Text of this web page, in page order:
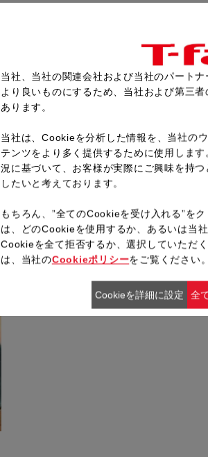
レシピ一
当社、当社の関連会社および当社のパート
より良いものにするため、当社および第三者
あります。
当社は、Cookieを分析した情報を、当社の
テンツをより多く提供するために使用しま
況に基づいて、お客様が実際にご興味を持
したいと考えております。
もちろん、”全てのCookieを受け入れる”を
は、どのCookieを使用するか、あるいは当
Cookieを全て拒否するか、選択していただ
は、当社のCookieポリシーをご覧ください。
Cookieを詳細に設定 全